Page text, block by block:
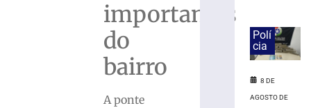
importantes
do
bairro
A ponte
maconha
Blumenau
Polí
cia
8 DE
AGOSTO DE